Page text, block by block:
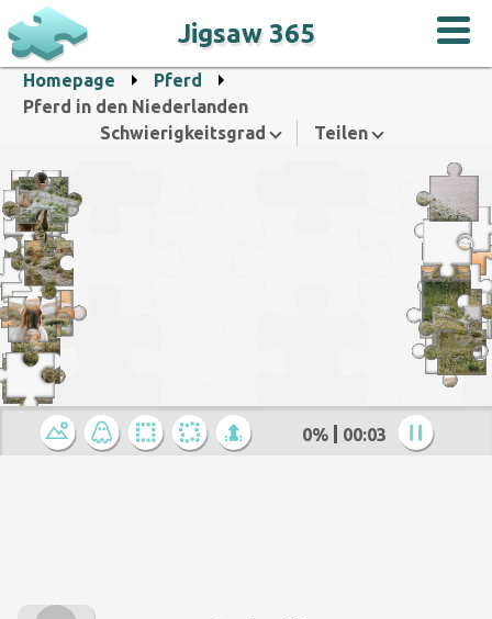
Jigsaw 365
Homepage
Pferd
Pferd in den Niederlanden
Schwierigkeitsgrad
Teilen
0% 00:04